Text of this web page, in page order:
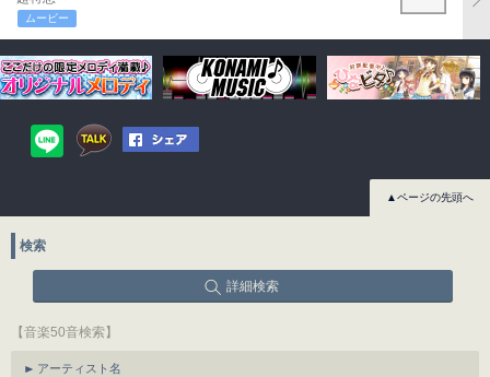
ムービー
▲ページの先頭へ
検索
詳細検索
【音楽50音検索】
アーティスト名